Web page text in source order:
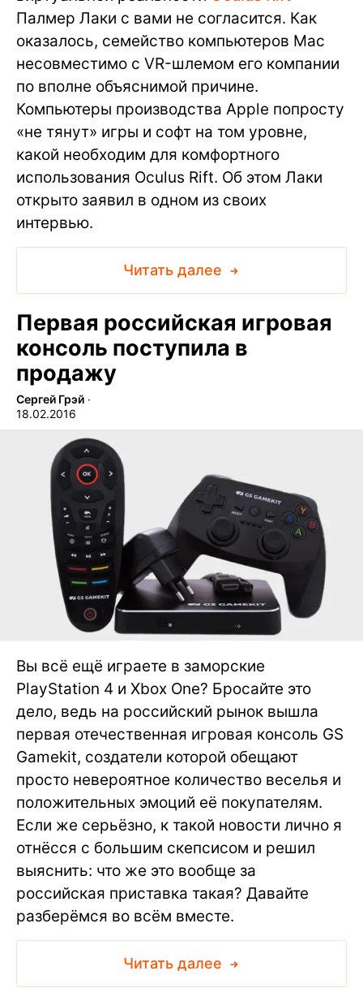
Палмер Лаки с вами не согласится. Как
оказалось, семейство компьютеров Mac
несовместимо с VR-шлемом его компании
по вполне объяснимой причине.
Компьютеры производства Apple попросту
«не тянут» игры и софт на том уровне,
какой необходим для комфортного
использования Oculus Rift. Об этом Лаки
открыто заявил в одном из своих
интервью.
Читать далее
Первая российская игровая
консоль поступила в
продажу
Сергей Грэй ∙
18.02.2016
Вы всё ещё играете в заморские
PlayStation 4 и Xbox One? Бросайте это
дело, ведь на российский рынок вышла
первая отечественная игровая консоль GS
Gamekit, создатели которой обещают
просто невероятное количество веселья и
положительных эмоций её покупателям.
Если же серьёзно, к такой новости лично я
отнёсся с большим скепсисом и решил
выяснить: что же это вообще за
российская приставка такая? Давайте
разберёмся во всём вместе.
Читать далее